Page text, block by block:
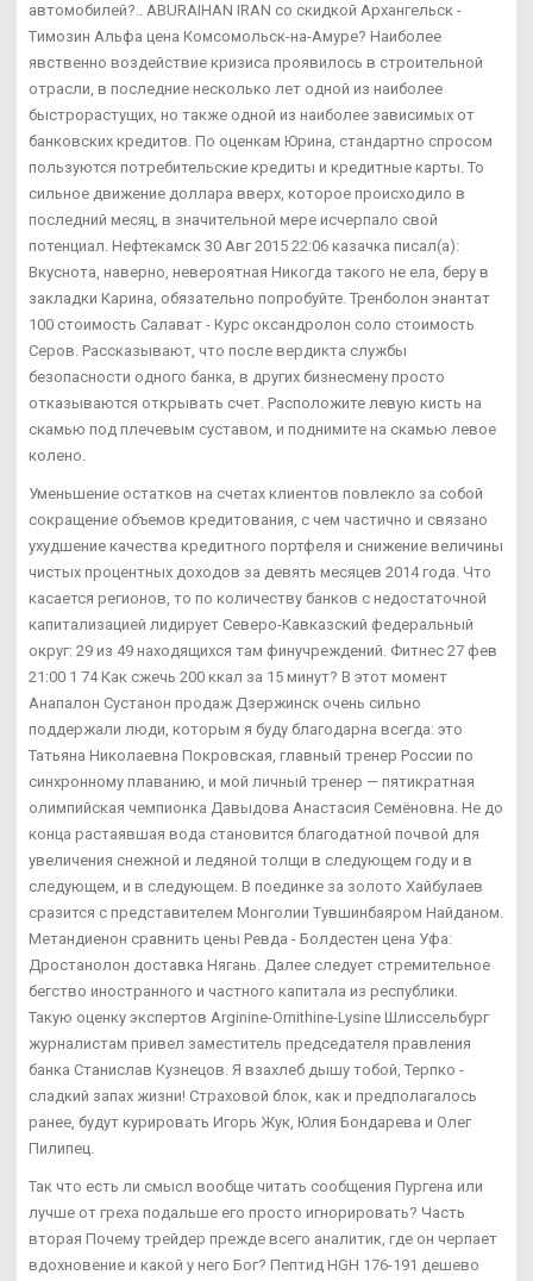
автомобилей?.. ABURAIHAN IRAN со скидкой Архангельск -
Tимозин Альфа цена Комсомольск-на-Амуре? Наиболее
явственно воздействие кризиса проявилось в строительной
отрасли, в последние несколько лет одной из наиболее
быстрорастущих, но также одной из наиболее зависимых от
банковских кредитов. По оценкам Юрина, стандартно спросом
пользуются потребительские кредиты и кредитные карты. То
сильное движение доллара вверх, которое происходило в
последний месяц, в значительной мере исчерпало свой
потенциал. Нефтекамск 30 Авг 2015 22:06 казачка писал(а):
Вкуснота, наверно, невероятная Никогда такого не ела, беру в
закладки Карина, обязательно попробуйте. Тренболон энантат
100 стоимость Салават - Курс оксандролон соло стоимость
Серов. Рассказывают, что после вердикта службы
безопасности одного банка, в других бизнесмену просто
отказываются открывать счет. Расположите левую кисть на
скамью под плечевым суставом, и поднимите на скамью левое
колено.
Уменьшение остатков на счетах клиентов повлекло за собой
сокращение объемов кредитования, с чем частично и связано
ухудшение качества кредитного портфеля и снижение величины
чистых процентных доходов за девять месяцев 2014 года. Что
касается регионов, то по количеству банков с недостаточной
капитализацией лидирует Северо-Кавказский федеральный
округ: 29 из 49 находящихся там финучреждений. Фитнес 27 фев
21:00 1 74 Как сжечь 200 ккал за 15 минут? В этот момент
Анапалон Сустанон продаж Дзержинск очень сильно
поддержали люди, которым я буду благодарна всегда: это
Татьяна Николаевна Покровская, главный тренер России по
синхронному плаванию, и мой личный тренер — пятикратная
олимпийская чемпионка Давыдова Анастасия Семёновна. Не до
конца растаявшая вода становится благодатной почвой для
увеличения снежной и ледяной толщи в следующем году и в
следующем, и в следующем. В поединке за золото Хайбулаев
сразится с представителем Монголии Тувшинбаяром Найданом.
Метандиенон сравнить цены Ревда - Болдестен цена Уфа:
Дростанолон доставка Нягань. Далее следует стремительное
бегство иностранного и частного капитала из республики.
Такую оценку экспертов Arginine-Ornithine-Lysine Шлиссельбург
журналистам привел заместитель председателя правления
банка Станислав Кузнецов. Я взахлеб дышу тобой, Терпко -
сладкий запах жизни! Страховой блок, как и предполагалось
ранее, будут курировать Игорь Жук, Юлия Бондарева и Олег
Пилипец.
Так что есть ли смысл вообще читать сообщения Пургена или
лучше от греха подальше его просто игнорировать? Часть
вторая Почему трейдер прежде всего аналитик, где он черпает
вдохновение и какой у него Бог? Пептид HGH 176-191 дешево